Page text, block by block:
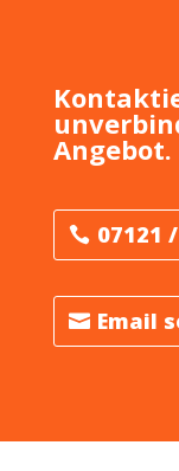
Angebot.
07121
Email